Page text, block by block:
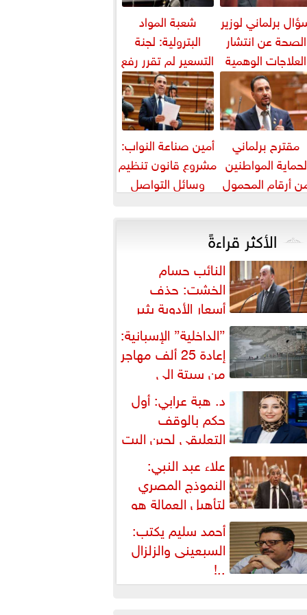
برلماني لوزير
الصحة عن انتشار
العلاجات الوهمية
لمرضى السرطان
شعبة المواد
البترولية: لجنة
التسعير لم تقرر رفع
أسعار البنزين
والسولار حتى...
مقترح برلماني
لحماية المواطنين
أرقام المحمول
أمين صناعة النواب:
مشروع قانون تنظيم
وسائل التواصل
العميق ويحمي...
الأكثر قراءةً
النائب حسام
الخشت: حذف
أسعار الأدوية يثير
دستورية ويهدد حق
”الداخلية” الإسبانية:
إعادة 25 ألف مهاجر
من سبتة إلى
وارتفاع حصيلة...
د. هبة عرابي: أول
حكم بالوقف
التعليقي لحين البت
الطعن على... علاء عبد النبي:
النموذج المصري
لتأهيل العمالة هو
العملي والأمثل لأزمات...
أحمد سليم يكتب:
السبعينى والزلزال
..!